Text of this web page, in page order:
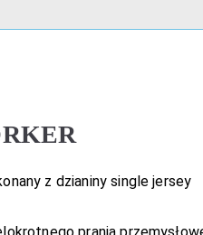
z dzianiny single jersey